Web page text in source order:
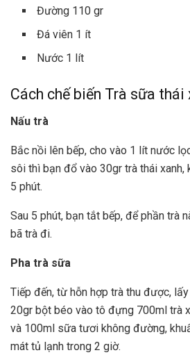
Đường 110 gr
Đá viên 1 ít
Nước 1 lít
Cách chế biến Trà sữa
Nấu trà
Bắc nồi lên bếp, cho vào 1 lít nước
sôi thì bạn đổ vào 30gr trà thái xanh,
5 phút.
Sau 5 phút, bạn tắt bếp, để phần trà
bã trà đi.
Pha trà sữa
Tiếp đến, từ hỗn hợp trà thu được,
20gr bột béo vào tô đựng 700ml trà
và 100ml sữa tươi không đường,
mát tủ lạnh trong 2 giờ.